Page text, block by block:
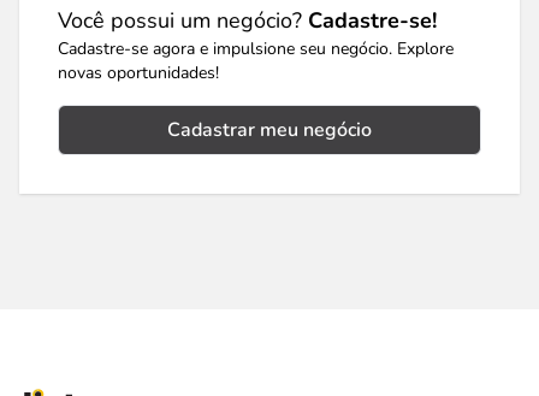
Você possui um negócio? Cadastre-se!
Cadastre-se agora e impulsione seu negócio. Explore
novas oportunidades!
Cadastrar meu negócio